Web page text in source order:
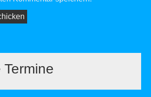
Termine